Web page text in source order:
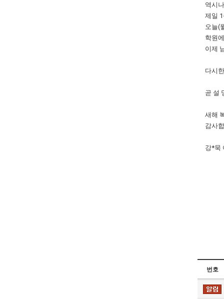
역시
제일
오늘(
학원
이제
다시
곧 설
새해
감사
강*묵
번호